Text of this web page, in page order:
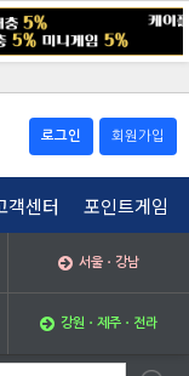
로그인 회원가입
객센터 포인트게임
서울ㆍ강남
강원ㆍ제주ㆍ전라